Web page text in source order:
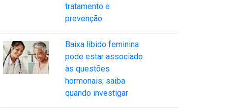
tratamento e
prevenção
Baixa libido feminina
pode estar associado
às questões
hormonais; saiba
quando investigar